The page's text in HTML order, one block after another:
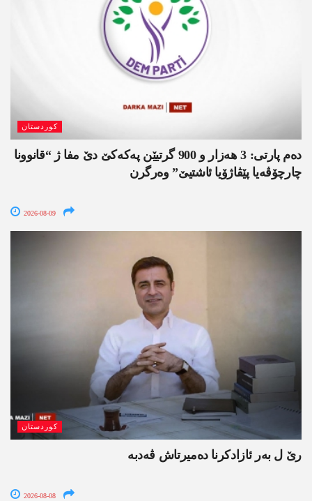
کوردستان
دەم پارتی: 3 ھەزار و 900 گرتیێن پەکەکێ دێ مفا ژ “قانوونا
چارچۆڤەیا پێڤاژۆیا ئاشتیێ” وەرگرن
2026-08-09
کوردستان
رێ ل بەر ئازادکرنا دەمیرتاش ڤەدبە
2026-08-08